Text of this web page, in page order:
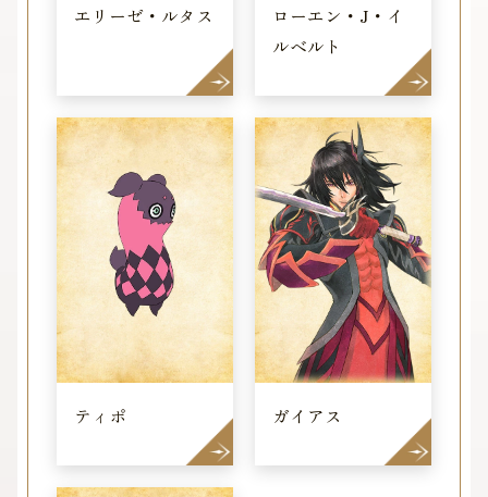
エリーゼ・ルタス
ローエン・J・イ
ルベルト
ティポ ガイアス